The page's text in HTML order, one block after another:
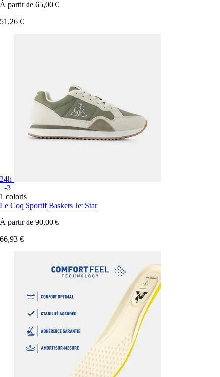
À partir de 65,00 €
51,26 €
24h
+-3
1 coloris
Le Coq Sportif Baskets Jet Star
À partir de 90,00 €
66,93 €